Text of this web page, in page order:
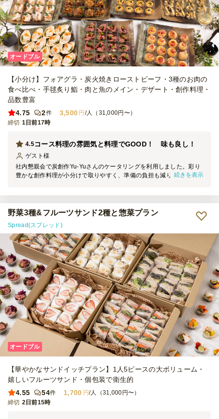
オードブル
【小分け】フォアグラ・炭火焼きローストビーフ・3種のお肉の
食べ比べ・手毬炙り鮨・肉と魚のメイン・デザート・創作料理・
品数豊富
4.75
2件 3,500 円/人（31,000円〜）
締切 1日前17時
コース料理の雰囲気と料理でGOOD！ 味も良し！
4.5
ゲスト 様
社内懇親会で炭創作Yu‑Yuさんのケータリングを利用しました。彩り
豊かな創作料理が小分けで取りやすく、準備の負担も減り助かりまし
続きを表示
野菜3種&フルーツサンド2種と惣菜プラン
Spread(スプレッド)
オードブル
【華やかなサンドイッチプラン】1人5ピースの大ボリューム・
嬉しいフルーツサンド・個包装で衛生的
4.55
54件 1,700 円/人（31,000円〜）
締切 2日前15時